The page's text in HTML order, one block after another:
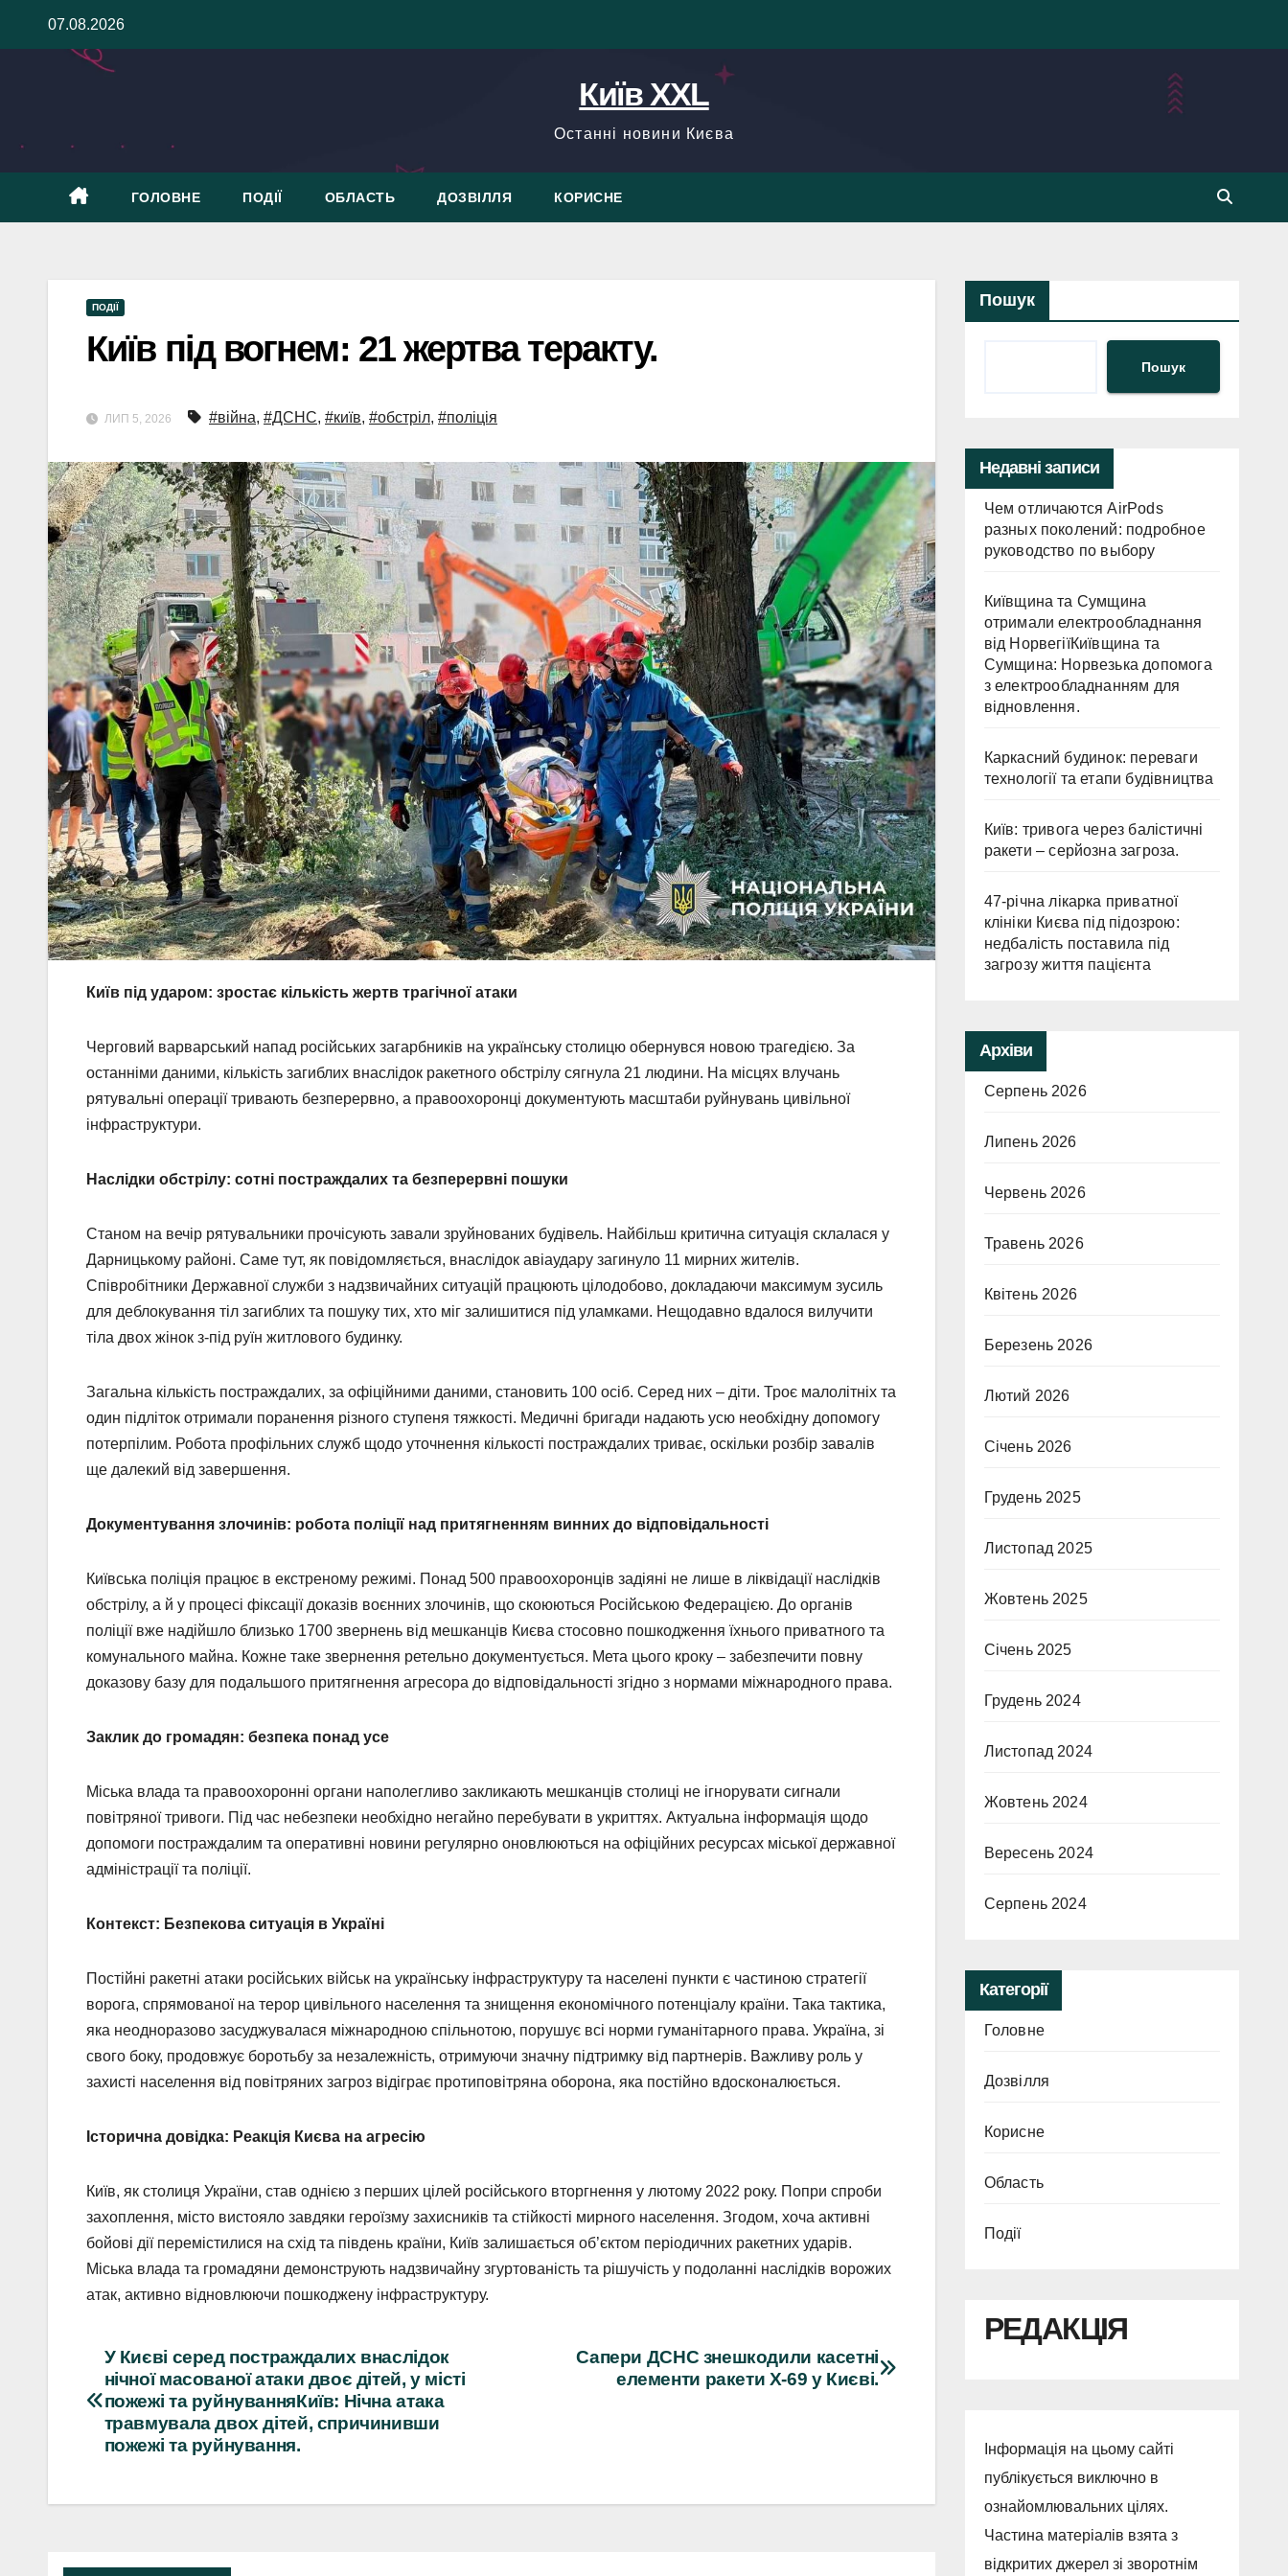
07.08.2026
Київ XXL
Останні новини Києва
ГОЛОВНЕ ПОДІЇ ОБЛАСТЬ ДОЗВІЛЛЯ КОРИСНЕ
ПОДІЇ
Київ під вогнем: 21 жертва теракту.
ЛИП 5, 2026 #війна, #ДСНС, #київ, #обстріл, #поліція
Київ під ударом: зростає кількість жертв трагічної атаки
Черговий варварський напад російських загарбників на українську столицю обернувся новою трагедією. За
останніми даними, кількість загиблих внаслідок ракетного обстрілу сягнула 21 людини. На місцях влучань
рятувальні операції тривають безперервно, а правоохоронці документують масштаби руйнувань цивільної
інфраструктури.
Наслідки обстрілу: сотні постраждалих та безперервні пошуки
Станом на вечір рятувальники прочісують завали зруйнованих будівель. Найбільш критична ситуація склалася у
Дарницькому районі. Саме тут, як повідомляється, внаслідок авіаудару загинуло 11 мирних жителів.
Співробітники Державної служби з надзвичайних ситуацій працюють цілодобово, докладаючи максимум зусиль
для деблокування тіл загиблих та пошуку тих, хто міг залишитися під уламками. Нещодавно вдалося вилучити
тіла двох жінок з-під руїн житлового будинку.
Загальна кількість постраждалих, за офіційними даними, становить 100 осіб. Серед них – діти. Троє малолітніх та
один підліток отримали поранення різного ступеня тяжкості. Медичні бригади надають усю необхідну допомогу
потерпілим. Робота профільних служб щодо уточнення кількості постраждалих триває, оскільки розбір завалів
ще далекий від завершення.
Документування злочинів: робота поліції над притягненням винних до відповідальності
Київська поліція працює в екстреному режимі. Понад 500 правоохоронців задіяні не лише в ліквідації наслідків
обстрілу, а й у процесі фіксації доказів воєнних злочинів, що скоюються Російською Федерацією. До органів
поліції вже надійшло близько 1700 звернень від мешканців Києва стосовно пошкодження їхнього приватного та
комунального майна. Кожне таке звернення ретельно документується. Мета цього кроку – забезпечити повну
доказову базу для подальшого притягнення агресора до відповідальності згідно з нормами міжнародного права.
Заклик до громадян: безпека понад усе
Міська влада та правоохоронні органи наполегливо закликають мешканців столиці не ігнорувати сигнали
повітряної тривоги. Під час небезпеки необхідно негайно перебувати в укриттях. Актуальна інформація щодо
допомоги постраждалим та оперативні новини регулярно оновлюються на офіційних ресурсах міської державної
адміністрації та поліції.
Контекст: Безпекова ситуація в Україні
Постійні ракетні атаки російських військ на українську інфраструктуру та населені пункти є частиною стратегії
ворога, спрямованої на терор цивільного населення та знищення економічного потенціалу країни. Така тактика,
яка неодноразово засуджувалася міжнародною спільнотою, порушує всі норми гуманітарного права. Україна, зі
свого боку, продовжує боротьбу за незалежність, отримуючи значну підтримку від партнерів. Важливу роль у
захисті населення від повітряних загроз відіграє протиповітряна оборона, яка постійно вдосконалюється.
Історична довідка: Реакція Києва на агресію
Київ, як столиця України, став однією з перших цілей російського вторгнення у лютому 2022 року. Попри спроби
захоплення, місто вистояло завдяки героїзму захисників та стійкості мирного населення. Згодом, хоча активні
бойові дії перемістилися на схід та південь країни, Київ залишається об’єктом періодичних ракетних ударів.
Міська влада та громадяни демонструють надзвичайну згуртованість та рішучість у подоланні наслідків ворожих
атак, активно відновлюючи пошкоджену інфраструктуру.
Навігація
записів
Сапери ДСНС знешкодили касетні
елементи ракети Х-69 у Києві.
У Києві серед постраждалих внаслідок
нічної масованої атаки двоє дітей, у місті
пожежі та руйнуванняКиїв: Нічна атака
травмувала двох дітей, спричинивши
пожежі та руйнування.
Пошук
Пошук
Недавні записи
Чем отличаются AirPods
разных поколений: подробное
руководство по выбору
Київщина та Сумщина
отримали електрообладнання
від НорвегіїКиївщина та
Сумщина: Норвезька допомога
з електрообладнанням для
відновлення.
Каркасний будинок: переваги
технології та етапи будівництва
Київ: тривога через балістичні
ракети – серйозна загроза.
47-річна лікарка приватної
клініки Києва під підозрою:
недбалість поставила під
загрозу життя пацієнта
Архіви
Серпень 2026
Липень 2026
Червень 2026
Травень 2026
Квітень 2026
Березень 2026
Лютий 2026
Січень 2026
Грудень 2025
Листопад 2025
Жовтень 2025
Січень 2025
Грудень 2024
Листопад 2024
Жовтень 2024
Вересень 2024
Серпень 2024
Категорії
Головне
Дозвілля
Корисне
Область
Події
РЕДАКЦІЯ
Інформація на цьому сайті
публікується виключно в
ознайомлювальних цілях.
Частина матеріалів взята з
відкритих джерел зі зворотнім